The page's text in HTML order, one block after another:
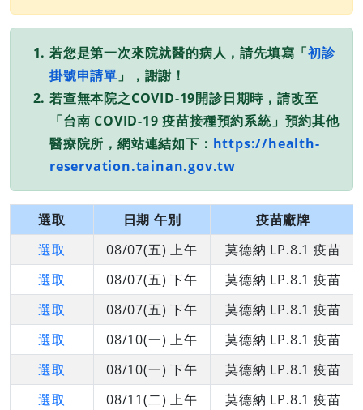
若您是第一次來院就醫的病人，請先填寫「初診
掛號申請單 」，謝謝！
若查無本院之COVID-19開診日期時，請改至
「台南 COVID-19 疫苗接種預約系統」預約其他
醫療院所，網站連結如下： https://health-
reservation.tainan.gov.tw
選取 日期 午別
疫苗廠牌
選取
08/07(五) 上午
莫德納 LP.8.1 疫苗
選取
08/07(五) 下午
莫德納 LP.8.1 疫苗
選取
08/07(五) 下午
莫德納 LP.8.1 疫苗
選取
08/10(一) 上午
莫德納 LP.8.1 疫苗
選取
08/10(一) 下午
莫德納 LP.8.1 疫苗
選取
08/11(二) 上午
莫德納 LP.8.1 疫苗